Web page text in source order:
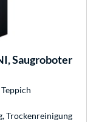
Saugroboter
Trockenreinigung